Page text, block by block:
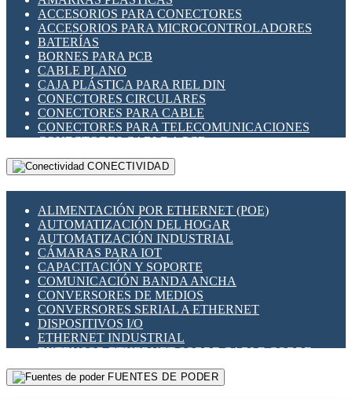
INDICADORES PARA PANEL
INTERFACES DE RELÉ
INTERRUPTORES FIN DE CARRERA
LLAVES CONMUTADORAS
MEDIDORES DE ENERGÍA Y TC'S DE CORRIENTE
MOTORES PASO A PASO
PANTALLAS HMI
PLC -CONTROLADORES LÓGICO PROGRAMABLES
PROGRAMADORES DE HORARIO
RELÉS DE PROTECCIÓN
SENSORES CAPACITIVOS
SENSORES INDUCTIVOS
TEMPORIZADORES
VARIACS
VARIADORES DE FRECUENCIA [VDF]
SECCIONADORES - INTERRUPTORES
MAQUINARIA
ACCESORIOS PARA CONECTORES
ACCESORIOS PARA MICROCONTROLADORES
BATERÍAS
BORNES PARA PCB
CABLE PLANO
CAJA PLÁSTICA PARA RIEL DIN
CONECTORES CIRCULARES
CONECTORES PARA CABLE
CONECTORES PARA TELECOMUNICACIONES
CONECTORES CABLE A PCB
CONECTORES PCB A CABLE
DIP SWITCHES
HERRAMIENTAS VARIAS
ILUMINACIÓN LED
INTERRUPTORES REED
INTERFACES DE RELÉ
OTROS RELÉS
PROTECCIÓN TÉRMICA
RELÉS AUTOMOTRICES
RELÉS DE SEÑAL
RELÉS DE ESTADO SÓLIDO SSR
RELÉS INDUSTRIALES
RELÉS MINIATURA DE POTENCIA
SENSORES MAGNÉTICOS
CONECTIVIDAD
ALIMENTACIÓN POR ETHERNET (POE)
AUTOMATIZACIÓN DEL HOGAR
AUTOMATIZACIÓN INDUSTRIAL
CÁMARAS PARA IOT
CAPACITACIÓN Y SOPORTE
COMUNICACIÓN BANDA ANCHA
CONVERSORES DE MEDIOS
CONVERSORES SERIAL A ETHERNET
DISPOSITIVOS I/O
ETHERNET INDUSTRIAL
EXTENSOR ETHERNET SOBRE CABLE COBRE
GATEWAY LORAWAN
GESTIÓN DE REDESFUENTES DE PODER